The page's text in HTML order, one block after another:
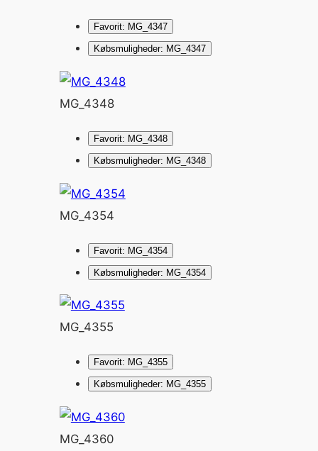
Favorit: MG_4347
Købsmuligheder: MG_4347
MG_4348
Favorit: MG_4348
Købsmuligheder: MG_4348
MG_4354
Favorit: MG_4354
Købsmuligheder: MG_4354
MG_4355
Favorit: MG_4355
Købsmuligheder: MG_4355
MG_4360